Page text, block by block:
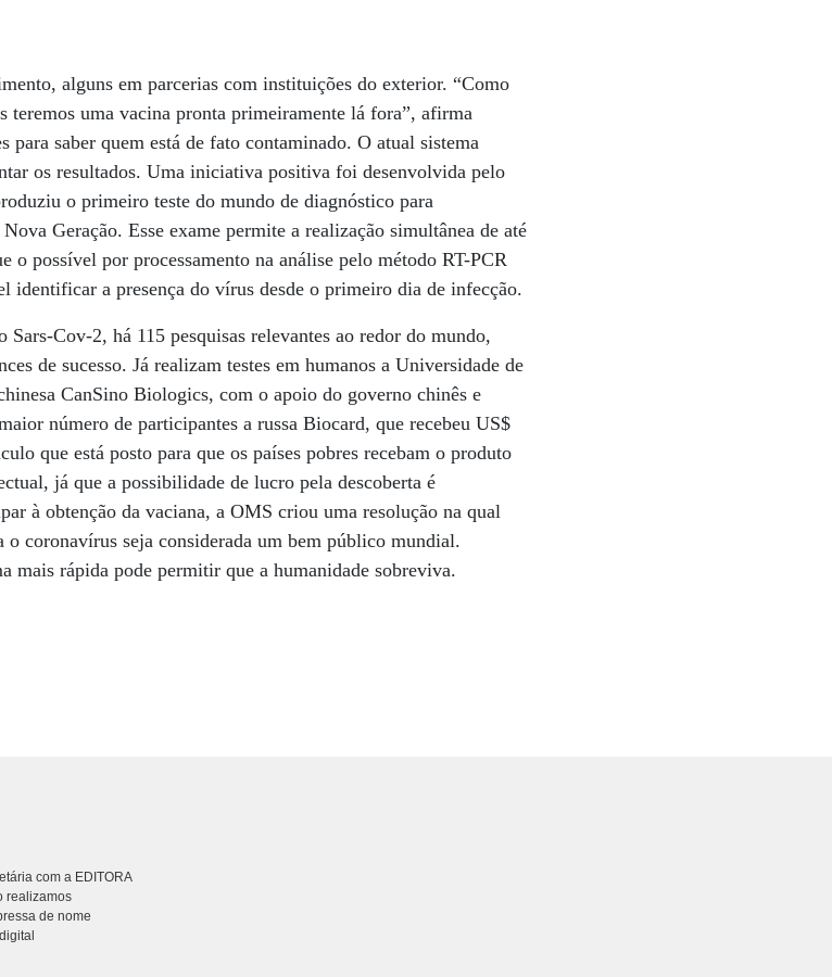
alguns em parcerias com instituições do exterior. “Como
teremos uma vacina pronta primeiramente lá fora”, afirma
saber quem está de fato contaminado. O atual sistema
os resultados. Uma iniciativa positiva foi desenvolvida pelo
o primeiro teste do mundo de diagnóstico para
Geração. Esse exame permite a realização simultânea de até
o possível por processamento na análise pelo método RT-PCR
identificar a presença do vírus desde o primeiro dia de infecção.
Cov-2, há 115 pesquisas relevantes ao redor do mundo,
de sucesso. Já realizam testes em humanos a Universidade de
CanSino Biologics, com o apoio do governo chinês e
número de participantes a russa Biocard, que recebeu US$
que está posto para que os países pobres recebam o produto
já que a possibilidade de lucro pela descoberta é
à obtenção da vaciana, a OMS criou uma resolução na qual
coronavírus seja considerada um bem público mundial.
mais rápida pode permitir que a humanidade sobreviva.
com a EDITORA
realizamos
de nome